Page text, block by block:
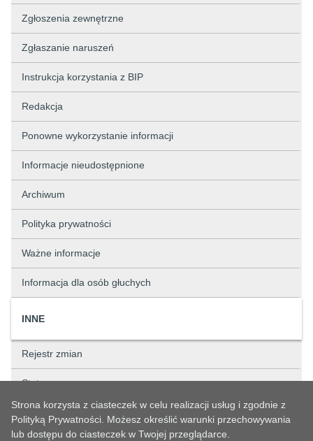
Zgłoszenia zewnętrzne
Zgłaszanie naruszeń
Instrukcja korzystania z BIP
Redakcja
Ponowne wykorzystanie informacji
Informacje nieudostępnione
Archiwum
Polityka prywatności
Ważne informacje
Informacja dla osób głuchych
INNE
Rejestr zmian
Status sprawy
Strona korzysta z ciasteczek w celu realizacji usług i zgodnie z
Polityką Prywatności. Możesz określić warunki przechowywania
lub dostępu do ciasteczek w Twojej przeglądarce.